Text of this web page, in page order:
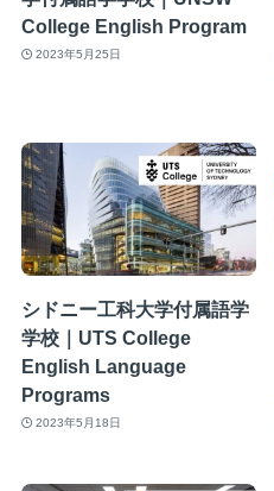
College English Program
2023年5月25日
シドニー工科大学付属語学
学校｜UTS College
English Language
Programs
2023年5月18日